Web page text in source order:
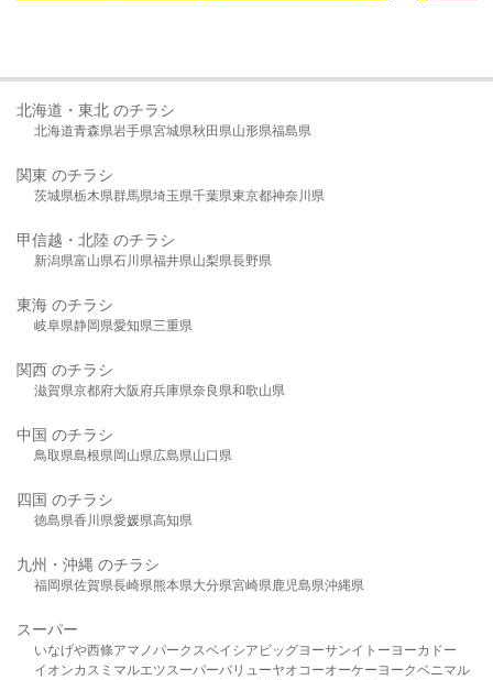
北海道・東北 のチラシ
北海道青森県岩手県宮城県秋田県山形県福島県
関東 のチラシ
茨城県栃木県群馬県埼玉県千葉県東京都神奈川県
甲信越・北陸 のチラシ
新潟県富山県石川県福井県山梨県長野県
東海 のチラシ
岐阜県静岡県愛知県三重県
関西 のチラシ
滋賀県京都府大阪府兵庫県奈良県和歌山県
中国 のチラシ
鳥取県島根県岡山県広島県山口県
四国 のチラシ
徳島県香川県愛媛県高知県
九州・沖縄 のチラシ
福岡県佐賀県長崎県熊本県大分県宮崎県鹿児島県沖縄県
スーパー
いなげや西條アマノパークスベイシア ビッグヨーサンイトーヨーカドー
イオンカスミ マルエツスーパーバリューヤオコーオーケー ヨークベニマル